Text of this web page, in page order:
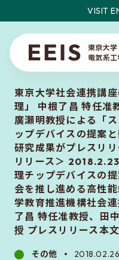
VISIT
EEISとは
教員・研究一覧
ニュース
入試について
東京大学社会連携講
理」 中根了昌 特任准
廣瀬明教授による「
ップデバイスの提案
研究成果がプレスリ
リリース＞
理チップデバイスの
会を推し進める高性
学教育推進機構社会
了昌 特任准教授、田
授 プレスリリース本
その他 2018.02.26